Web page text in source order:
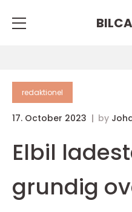
redaktionel
17. October 2023 by
Elbil
grundig